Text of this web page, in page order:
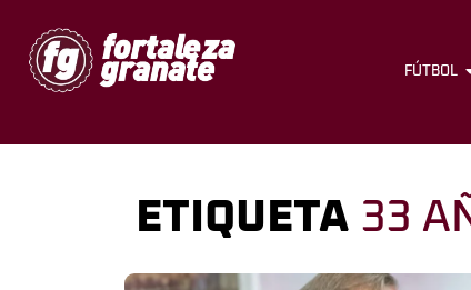
FÚTBOL
ETIQUETA 33